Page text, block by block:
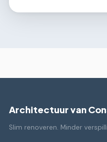
Architectuur van
Slim renoveren. Minder